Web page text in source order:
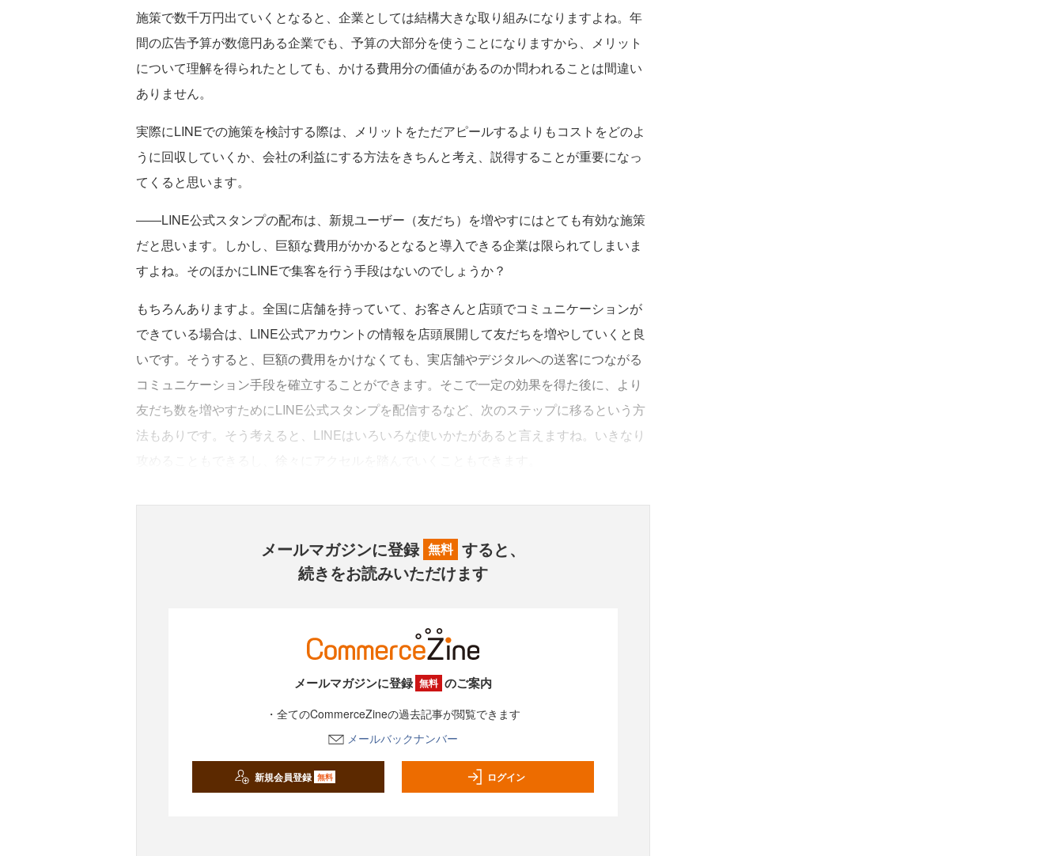
施策で数千万円出ていくとなると、企業としては結構大きな取り組みになりますよね。年
間の広告予算が数億円ある企業でも、予算の大部分を使うことになりますから、メリット
について理解を得られたとしても、かける費用分の価値があるのか問われることは間違い
ありません。
実際にLINEでの施策を検討する際は、メリットをただアピールするよりもコストをどのよ
うに回収していくか、会社の利益にする方法をきちんと考え、説得することが重要になっ
てくると思います。
――LINE公式スタンプの配布は、新規ユーザー（友だち）を増やすにはとても有効な施策
だと思います。しかし、巨額な費用がかかるとなると導入できる企業は限られてしまいま
すよね。そのほかにLINEで集客を行う手段はないのでしょうか？
もちろんありますよ。全国に店舗を持っていて、お客さんと店頭でコミュニケーションが
できている場合は、LINE公式アカウントの情報を店頭展開して友だちを増やしていくと良
いです。そうすると、巨額の費用をかけなくても、実店舗やデジタルへの送客につながる
コミュニケーション手段を確立することができます。そこで一定の効果を得た後に、より
友だち数を増やすためにLINE公式スタンプを配信するなど、次のステップに移るという方
法もありです。そう考えると、LINEはいろいろな使いかたがあると言えますね。いきなり
メールマガジンに登録 無料 すると、
続きをお読みいただけます
メールマガジンに登録 無料 のご案内
・全てのCommerceZineの過去記事が閲覧できます
メールバックナンバー
新規会員登録 無料 ログイン